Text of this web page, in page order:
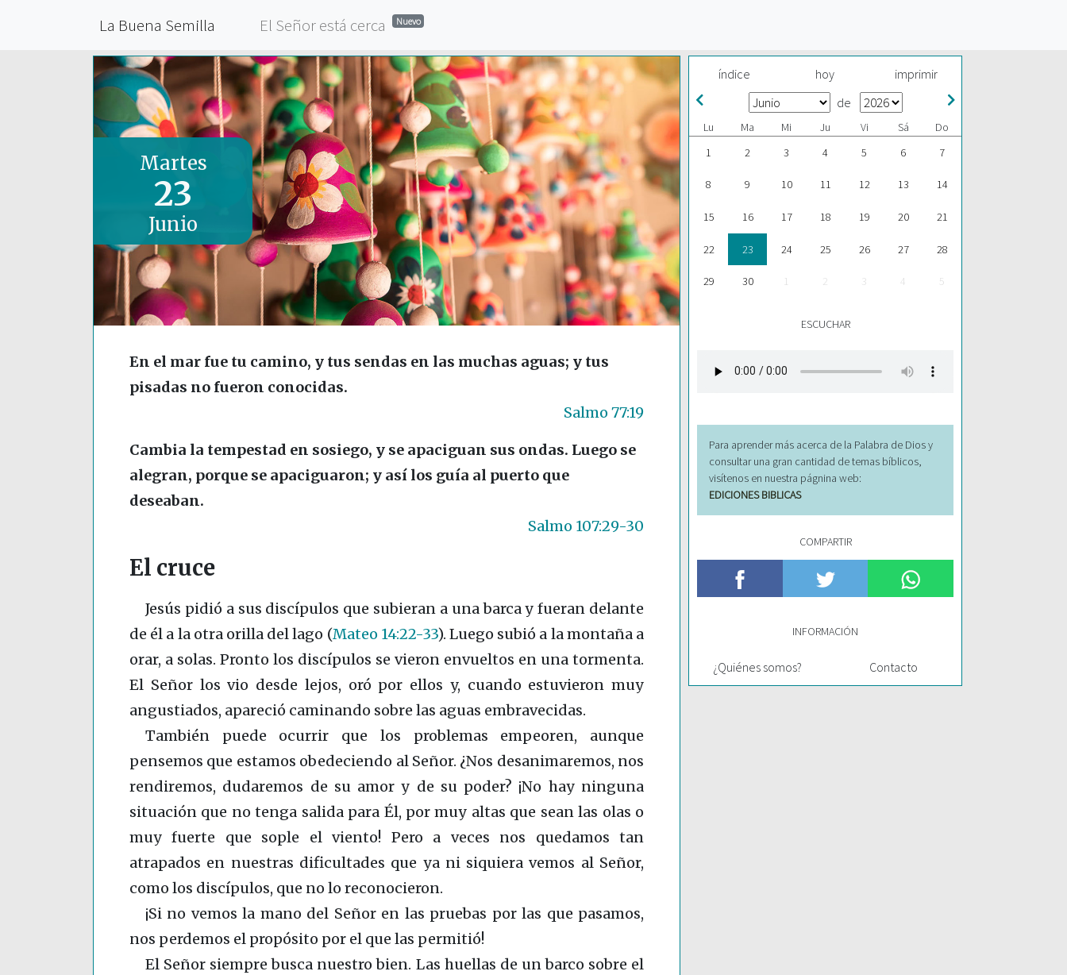
La Buena Semilla El Señor está cerca Nuevo
Martes
23
Junio
En el mar fue tu camino, y tus sendas en las muchas aguas; y tus
pisadas no fueron conocidas.
Salmo 77:19
Cambia la tempestad en sosiego, y se apaciguan sus ondas. Luego se
alegran, porque se apaciguaron; y así los guía al puerto que
deseaban.
Salmo 107:29-30
El cruce
Jesús pidió a sus discípulos que subieran a una barca y fueran delante
de él a la otra orilla del lago (Mateo 14:22-33). Luego subió a la montaña a
orar, a solas. Pronto los discípulos se vieron envueltos en una tormenta.
El Señor los vio desde lejos, oró por ellos y, cuando estuvieron muy
angustiados, apareció caminando sobre las aguas embravecidas.
También puede ocurrir que los problemas empeoren, aunque
pensemos que estamos obedeciendo al Señor. ¿Nos desanimaremos, nos
rendiremos, dudaremos de su amor y de su poder? ¡No hay ninguna
situación que no tenga salida para Él, por muy altas que sean las olas o
muy fuerte que sople el viento! Pero a veces nos quedamos tan
atrapados en nuestras dificultades que ya ni siquiera vemos al Señor,
como los discípulos, que no lo reconocieron.
¡Si no vemos la mano del Señor en las pruebas por las que pasamos,
nos perdemos el propósito por el que las permitió!
El Señor siempre busca nuestro bien. Las huellas de un barco sobre el
índice hoy imprimir
de
Lu Ma Mi Ju Vi Sá
Do
1
2 3 4 5 6 7
8 9 10 11 12 13 14
15 16 17 18 19 20 21
22 23 24 25 26 27 28
29 30 1 2 3 4 5
ESCUCHAR
Para aprender más acerca de la Palabra de Dios y
consultar una gran cantidad de temas bíblicos,
visítenos en nuestra págnina web:
EDICIONES BIBLICAS
COMPARTIR
INFORMACIÓN
¿Quiénes somos? Contacto